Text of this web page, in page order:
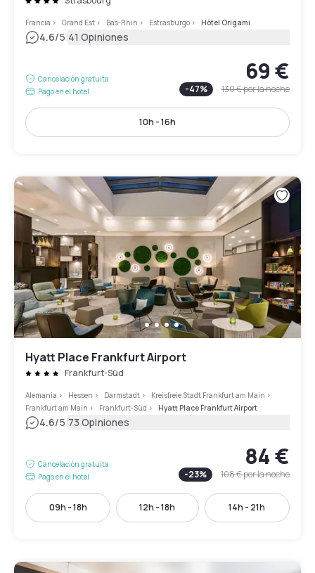
Francia > Grand Est > Bas-Rhin > Estrasburgo > Hôtel Origami
4.6/5|41 Opiniones
Cancelación gratuita
Pago en el hotel
69 €
-47% 130 €por la noche
10h - 16h
Hyatt Place Frankfurt Airport
Frankfurt-Süd
Alemania > Hessen > Darmstadt > Kreisfreie Stadt Frankfurt am Main >
Frankfurt am Main > Frankfurt-Süd > Hyatt Place Frankfurt Airport
4.6/5|73 Opiniones
Cancelación gratuita
Pago en el hotel
84 €
-23% 108 €por la noche
09h - 18h 12h - 18h 14h - 21h